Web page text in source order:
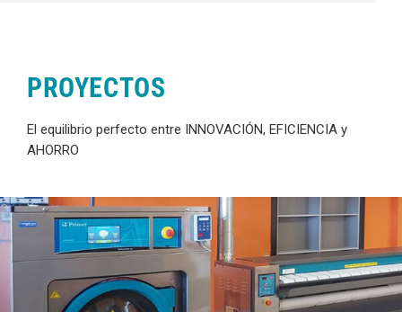
PROYECTOS
El equilibrio perfecto entre INNOVACIÓN, EFICIENCIA y
AHORRO